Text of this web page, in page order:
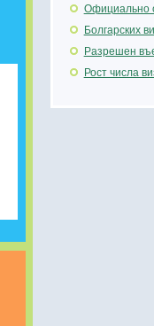
Официально
Болгарских
Разрешен
Рост числа